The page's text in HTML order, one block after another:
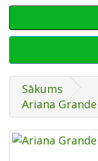
Sākums
Ariana